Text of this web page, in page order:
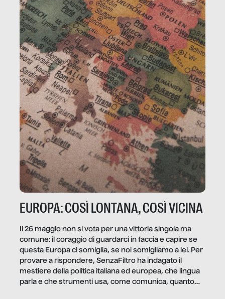
EUROPA: COSÌ LONTANA, COSÌ VICINA
Il 26 maggio non si vota per una vittoria singola ma
comune: il coraggio di guardarci in faccia e capire se
questa Europa ci somiglia, se noi somigliamo a lei. Per
provare a rispondere, SenzaFiltro ha indagato il
mestiere della politica italiana ed europea, che lingua
parla e che strumenti usa, come comunica, quanto